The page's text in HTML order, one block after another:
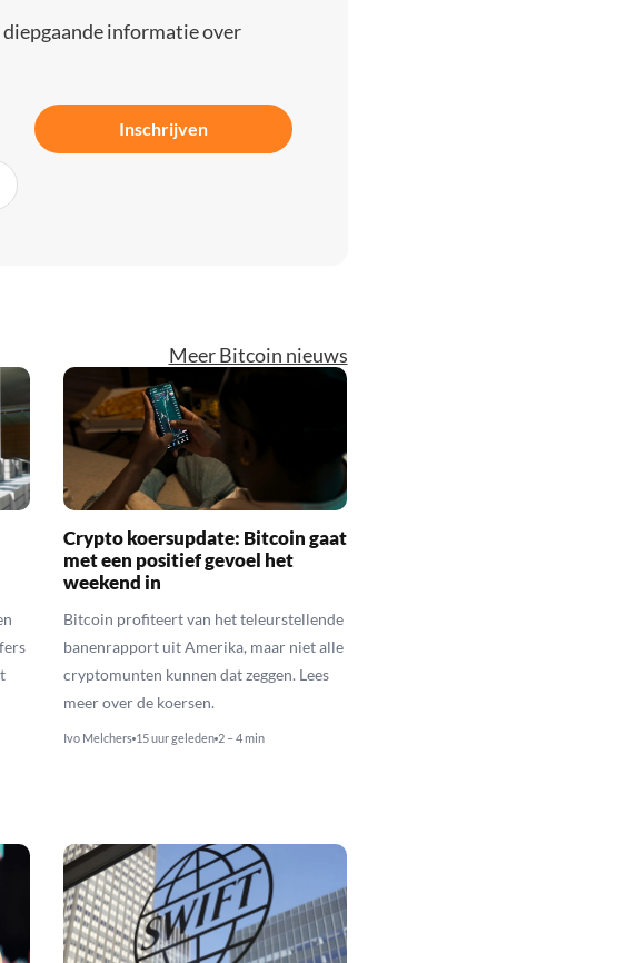
informatie over
Inschrijven
Meer Bitcoin nieuws
Crypto koersupdate: Bitcoin gaat
met een positief gevoel het
weekend in
Bitcoin profiteert van het teleurstellende
banenrapport uit Amerika, maar niet alle
cryptomunten kunnen dat zeggen. Lees
meer over de koersen.
Ivo Melchers 15 uur geleden 2 – 4 min